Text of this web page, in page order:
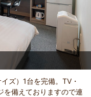
ズ）1台を完備。TV・
を備えておりますので連